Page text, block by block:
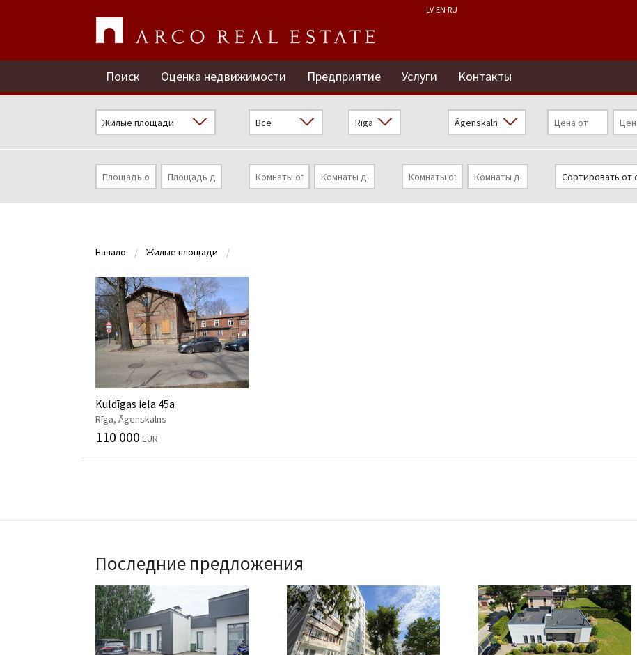
LV EN RU
Поиск Оценка недвижимости Предприятие Услуги Kонтакты
Начало Жилые площади
Kuldīgas iela 45a
Rīga, Āgenskalns
110 000 EUR
Последние предложения